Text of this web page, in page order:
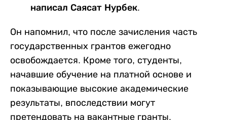
написал Саясат Нурбек.
Он напомнил, что после зачисления часть
государственных грантов ежегодно
освобождается. Кроме того, студенты,
начавшие обучение на платной основе и
показывающие высокие академические
результаты, впоследствии могут
претендовать на вакантные гранты.